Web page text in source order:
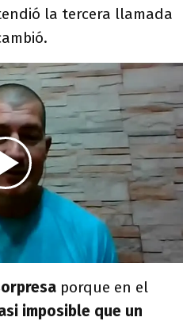
la tercera llamada
porque en el
imposible que un